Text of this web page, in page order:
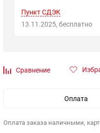
Пункт СДЭК
13.11.2025
Бесплатно
Сравнение
Оплата
Оплата заказа наличными,